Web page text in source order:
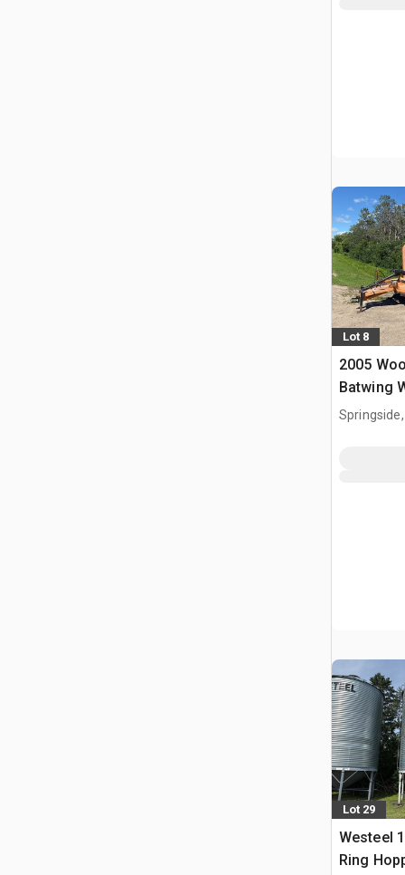
Lot 8
2005
Batwing
zarośli
Springside,
Lot 29
Westeel
Ring